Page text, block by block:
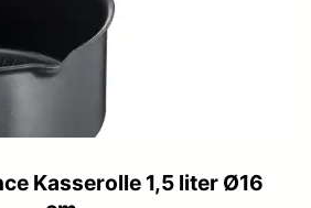
Kasserolle 1,5 liter Ø16